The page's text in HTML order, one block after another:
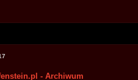
- Archiwum